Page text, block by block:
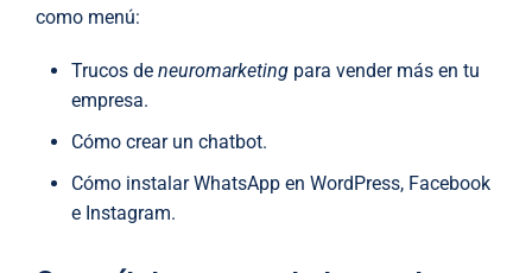
como menú:
Trucos de neuromarketing para vender más en tu
empresa.
Cómo crear un chatbot.
Cómo instalar WhatsApp en WordPress, Facebook
e Instagram.